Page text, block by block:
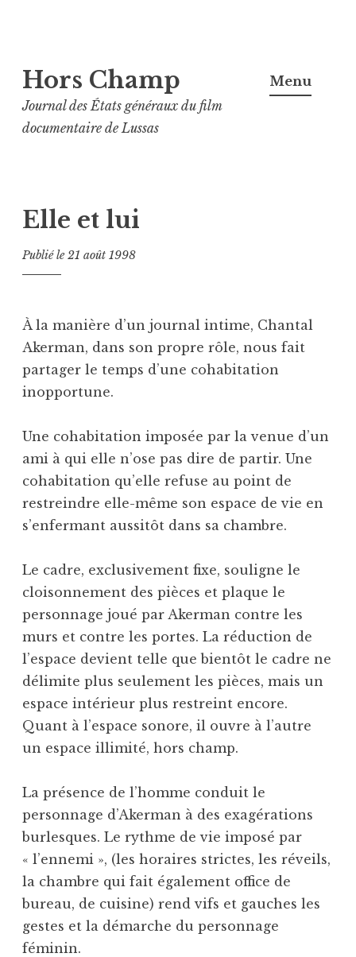
au
contenu
principal
Hors Champ
Journal des États généraux du film
documentaire de Lussas
Menu
Elle et lui
Publié le21 août 1998
À la manière d’un journal intime, Chantal
Akerman, dans son propre rôle, nous fait
partager le temps d’une cohabitation
inopportune.
Une cohabitation imposée par la venue d’un
ami à qui elle n’ose pas dire de partir. Une
cohabitation qu’elle refuse au point de
restreindre elle-même son espace de vie en
s’enfermant aussitôt dans sa chambre.
Le cadre, exclusivement fixe, souligne le
cloisonnement des pièces et plaque le
personnage joué par Akerman contre les
murs et contre les portes. La réduction de
l’espace devient telle que bientôt le cadre ne
délimite plus seulement les pièces, mais un
espace intérieur plus restreint encore.
Quant à l’espace sonore, il ouvre à l’autre
un espace illimité, hors champ.
La présence de l’homme conduit le
personnage d’Akerman à des exagérations
burlesques. Le rythme de vie imposé par
« l’ennemi », (les horaires strictes, les réveils,
la chambre qui fait également office de
bureau, de cuisine) rend vifs et gauches les
gestes et la démarche du personnage
féminin.